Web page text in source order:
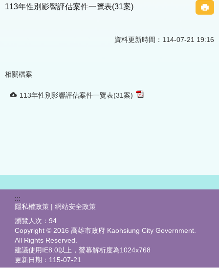
113年性別影響評估案件一覽表(31案)
資料更新時間：114-07-21 19:16
相關檔案
113年性別影響評估案件一覽表(31案)
:::
隱私權政策 | 網站安全政策
瀏覽人次： 94
Copyright © 2016 高雄市政府 Kaohsiung City Government.
All Rights Reserved.
建議使用IE8.0以上，螢幕解析度為1024x768
更新日期： 115-07-21